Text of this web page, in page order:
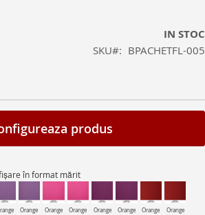
IN STOC
SKU BPACHETFL-005
produs
în format mărit
Orange
Orange
Orange
Orange
Orange
Orange
Orange